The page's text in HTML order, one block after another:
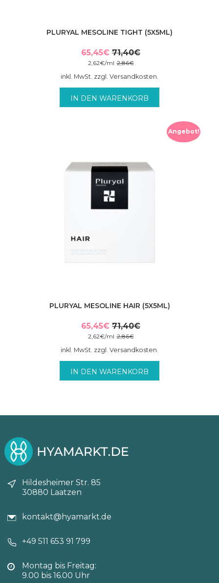
PLURYAL MESOLINE TIGHT (5X5ML)
71,40€
Ursprünglicher
war:
65,45€
Aktueller
ist:
2,86€
2,62€/ml
inkl. MwSt. zzgl. Versandkosten.
IN DEN WARENKORB
Angebot!
PLURYAL MESOLINE HAIR (5X5ML)
71,40€
Ursprünglicher
war:
65,45€
Aktueller
ist:
2,86€
2,62€/ml
inkl. MwSt. zzgl. Versandkosten.
IN DEN WARENKORB
Hildesheimer Str. 85
30880 Laatzen
kontakt@hyamarkt.de
+49 511 653 91 799
Montag bis Freitag:
9.00 bis 16.00 Uhr